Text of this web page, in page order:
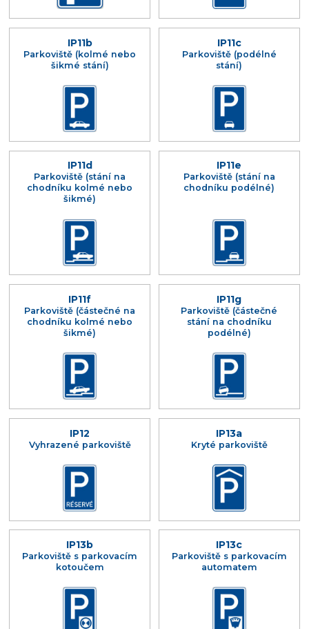
IP11b
Parkoviště (kolmé nebo
šikmé stání)
IP11c
Parkoviště (podélné
stání)
IP11d
Parkoviště (stání na
chodníku kolmé nebo
šikmé)
IP11e
Parkoviště (stání na
chodníku podélné)
IP11f
Parkoviště (částečné na
chodníku kolmé nebo
šikmé)
IP11g
Parkoviště (částečné
stání na chodníku
podélné)
IP12
Vyhrazené parkoviště
IP13a
Kryté parkoviště
IP13b
Parkoviště s parkovacím
kotoučem
IP13c
Parkoviště s parkovacím
automatem